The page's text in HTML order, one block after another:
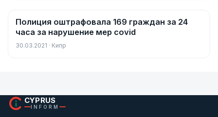
Новости
Полиция оштрафовала 169 граждан за 24
часа за нарушение мер covid
30.03.2021 · Кипр
CYPRUS
INFORM